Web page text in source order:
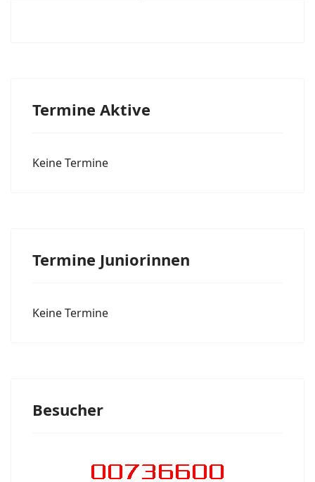
Termine Aktive
Keine Termine
Termine Juniorinnen
Keine Termine
Besucher